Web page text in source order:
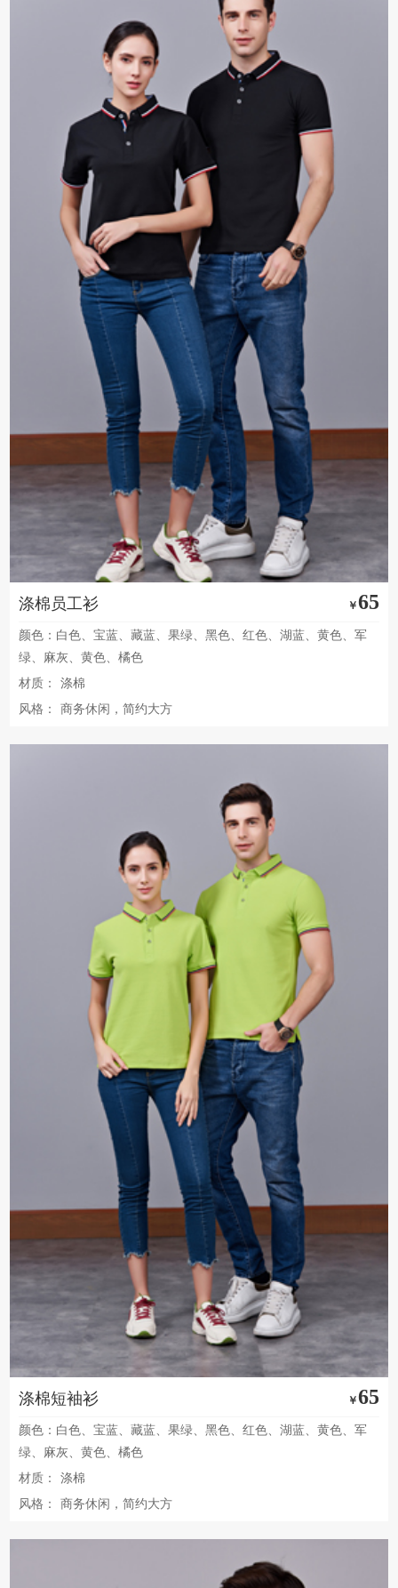
涤棉员工衫 ￥65
颜色：白色、宝蓝、藏蓝、果绿、黑色、红色、湖蓝、黄色、军
绿、麻灰、黄色、橘色
材质：
涤棉
风格：
商务休闲，简约大方
涤棉短袖衫 ￥65
颜色：白色、宝蓝、藏蓝、果绿、黑色、红色、湖蓝、黄色、军
绿、麻灰、黄色、橘色
材质：
涤棉
风格：
商务休闲，简约大方